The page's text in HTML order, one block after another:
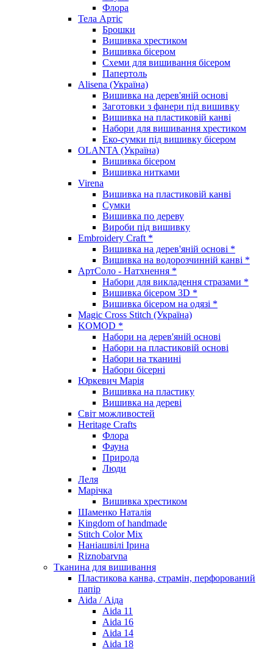
Флора
Тела Артіс
Брошки
Вишивка хрестиком
Вишивка бісером
Схеми для вишивання бісером
Папертоль
Alisena (Україна)
Вишивка на дерев'яній основі
Заготовки з фанери під вишивку
Вишивка на пластиковій канві
Набори для вишивання хрестиком
Еко-сумки під вишивку бісером
OLANTA (Україна)
Вишивка бісером
Вишивка нитками
Virena
Вишивка на пластиковій канві
Сумки
Вишивка по дереву
Вироби під вишивку
Embroidery Craft *
Вишивка на дерев'яній основі *
Вишивка на водорозчинній канві *
АртСоло - Натхнення *
Набори для викладення стразами *
Вишивка бісером 3D *
Вишивка бісером на одязі *
Magic Cross Stitch (Україна)
KOMOD *
Набори на дерев'яній основі
Набори на пластиковій основі
Набори на тканині
Набори бісерні
Юркевич Марія
Вишивка на пластику
Вишивка на дереві
Світ можливостей
Heritage Crafts
Флора
Фауна
Природа
Люди
Леля
Марічка
Вишивка хрестиком
Шаменко Наталія
Kingdom of handmade
Stitch Color Mix
Наніашвілі Ірина
Riznobarvna
Тканина для вишивання
Пластикова канва, страмін, перфорований
папір
Aida / Аіда
Aida 11
Aida 16
Aida 14
Aida 18